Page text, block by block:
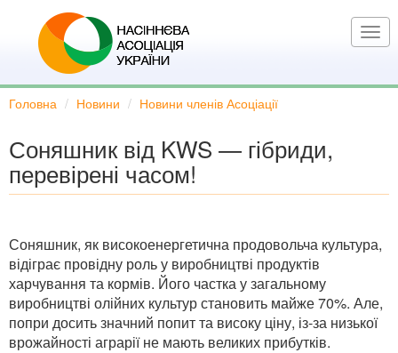
основного
Головна Новини Новини членів Асоціації
Соняшник від KWS — гібриди,
перевірені часом!
Соняшник, як високоенергетична продовольча культура,
відіграє провідну роль у виробництві продуктів
харчування та кормів. Його частка у загальному
виробництві олійних культур становить майже 70%. Але,
попри досить значний попит та високу ціну, із-за низької
врожайності аграрії не мають великих прибутків.